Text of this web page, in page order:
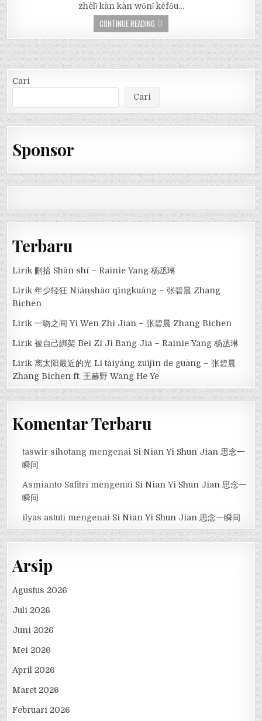
zhèlǐ kàn kàn wǒnǐ kěfǒu…
CONTINUE READING
Cari
Cari
Sponsor
Terbaru
Lirik 刪拾 Shān shí – Rainie Yang 杨丞琳
Lirik 年少轻狂 Niánshào qīngkuáng – 张碧晨 Zhang
Bichen
Lirik 一吻之间 Yi Wen Zhi Jian – 张碧晨 Zhang Bichen
Lirik 被自己綁架 Bei Zi Ji Bang Jia – Rainie Yang 杨丞琳
Lirik 离太阳最近的光 Lí tàiyáng zuìjìn de guāng – 张碧晨
Zhang Bichen ft. 王赫野 Wang He Ye
Komentar Terbaru
taswir sihotang mengenai Si Nian Yi Shun Jian 思念一
瞬间
Asmianto Safitri mengenai Si Nian Yi Shun Jian 思念一
瞬间
ilyas astuti mengenai Si Nian Yi Shun Jian 思念一瞬间
Arsip
Agustus 2026
Juli 2026
Juni 2026
Mei 2026
April 2026
Maret 2026
Februari 2026